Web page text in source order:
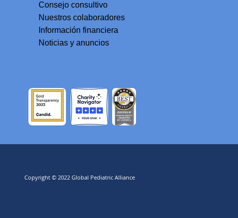
Consejo consultivo
Nuestros colaboradores
Información financiera
Noticias y anuncios
Copyright © 2022 Global Pediatric Alliance